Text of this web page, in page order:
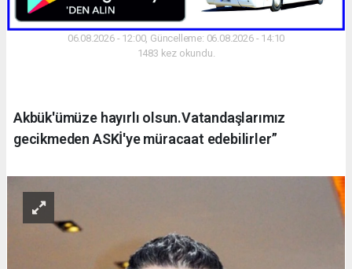
06.08.2026 - 12:00, Güncelleme: 06.08.2026 - 14:10
1483 kez okundu.
Akbük'ümüze hayırlı olsun.Vatandaşlarımız
gecikmeden ASKİ'ye müracaat edebilirler”